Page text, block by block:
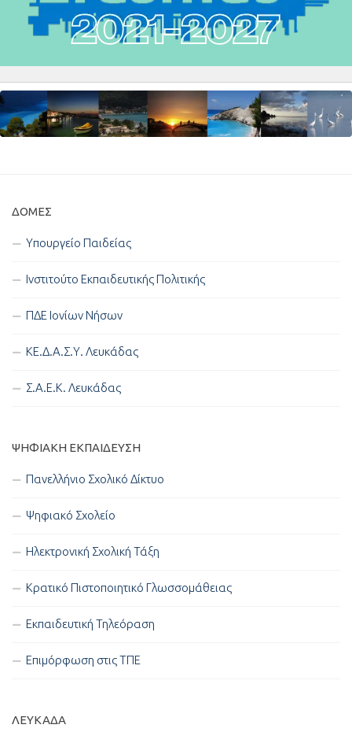
ΔΟΜΈΣ
Υπουργείο Παιδείας
Ινστιτούτο Εκπαιδευτικής Πολιτικής
ΠΔΕ Ιονίων Νήσων
ΚΕ.Δ.Α.Σ.Υ. Λευκάδας
Σ.Α.Ε.Κ. Λευκάδας
ΨΗΦΙΑΚΉ ΕΚΠΑΊΔΕΥΣΗ
Πανελλήνιο Σχολικό Δίκτυο
Ψηφιακό Σχολείο
Ηλεκτρονική Σχολική Τάξη
Κρατικό Πιστοποιητικό Γλωσσομάθειας
Εκπαιδευτική Τηλεόραση
Επιμόρφωση στις ΤΠΕ
ΛΕΥΚΑΔΑ